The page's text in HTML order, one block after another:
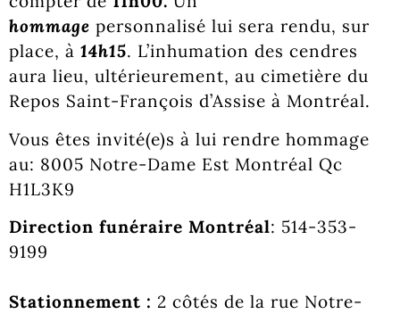
hommage personnalisé lui sera rendu, sur
place, à 14h15. L’inhumation des cendres
aura lieu, ultérieurement, au cimetière du
Repos Saint-François d’Assise à Montréal.
Vous êtes invité(e)s à lui rendre hommage
au: 8005 Notre-Dame Est Montréal Qc
H1L3K9
Direction funéraire Montréal: 514-353-
9199
Stationnement : 2 côtés de la rue Notre-